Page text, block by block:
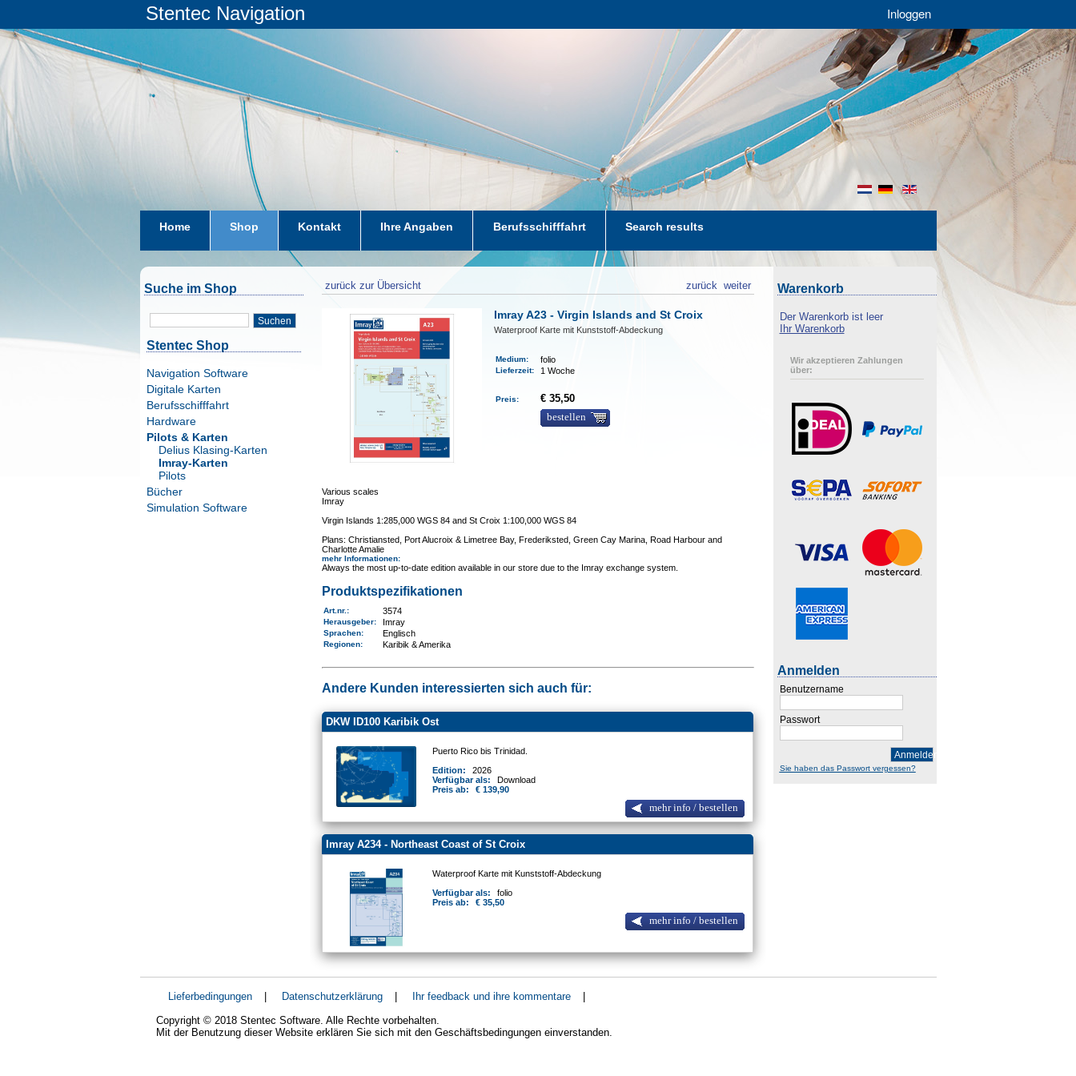
Stentec Navigation Inloggen
en
de
nl
Home Shop Kontakt Ihre Angaben Berufsschifffahrt Search results
Suche im Shop
Suchen
Stentec Shop
Navigation Software
Digitale Karten
Berufsschifffahrt
Hardware
Pilots & Karten
Delius Klasing-Karten
Imray-Karten
Pilots
Bücher
Simulation Software
zurück zur Übersicht weiter
zurück
Imray A23 - Virgin Islands and St Croix
Waterproof Karte mit Kunststoff-Abdeckung
Medium: folio
Lieferzeit: 1 Woche
Preis:
€ 35,50
bestellen
Various scales
Imray
Virgin Islands 1:285,000 WGS 84 and St Croix 1:100,000 WGS 84
Plans: Christiansted, Port Alucroix & Limetree Bay, Frederiksted, Green Cay Marina, Road Harbour and
Charlotte Amalie
mehr Informationen:
Always the most up-to-date edition available in our store due to the Imray exchange system.
Produktspezifikationen
Art.nr. : 3574
Herausgeber: Imray
Sprachen: Englisch
Regionen: Karibik & Amerika
Andere Kunden interessierten sich auch für:
DKW ID100 Karibik Ost
Puerto Rico bis Trinidad.
Edition:
2026
Verfügbar als:
Download
Preis ab:
€ 139,90
mehr info / bestellen
Imray A234 - Northeast Coast of St Croix
Waterproof Karte mit Kunststoff-Abdeckung
Verfügbar als:
folio
Preis ab:
€ 35,50
mehr info / bestellen
Warenkorb
Der Warenkorb ist leer
Ihr Warenkorb
Wir akzeptieren Zahlungen
über:
Anmelden
Benutzername
Passwort
Anmelden
Sie haben das Passwort vergessen?
Lieferbedingungen | Datenschutzerklärung | Ihr feedback und ihre kommentare
|
Copyright © 2018 Stentec Software. Alle Rechte vorbehalten.
Mit der Benutzung dieser Website erklären Sie sich mit den Geschäftsbedingungen einverstanden.